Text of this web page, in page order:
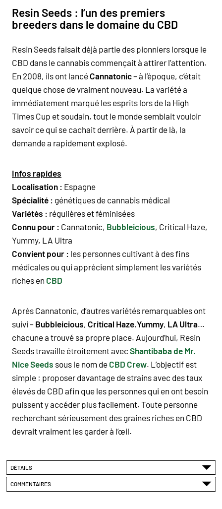
Resin Seeds : l’un des premiers
breeders dans le domaine du CBD
Resin Seeds faisait déjà partie des pionniers lorsque le
CBD dans le cannabis commençait à attirer l’attention.
En 2008, ils ont lancé Cannatonic– à l’époque, c’était
quelque chose de vraiment nouveau. La variété a
immédiatement marqué les esprits lors de la High
Times Cup et soudain, tout le monde semblait vouloir
savoir ce qui se cachait derrière. À partir de là, la
demande a rapidement explosé.
Infos rapides
Localisation : Espagne
Spécialité : génétiques de cannabis médical
Variétés : régulières et féminisées
Connu pour : Cannatonic, Bubbleicious, Critical Haze,
Yummy, LA Ultra
Convient pour : les personnes cultivant à des fins
médicales ou qui apprécient simplement les variétés
riches en CBD
Après Cannatonic, d’autres variétés remarquables ont
suivi – Bubbleicious, Critical Haze,Yummy, LA Ultra…
chacune a trouvé sa propre place. Aujourd’hui, Resin
Seeds travaille étroitement avecShantibaba de Mr.
Nice Seeds sous le nom de CBD Crew. L’objectif est
simple : proposer davantage de strains avec des taux
élevés de CBD afin que les personnes qui en ont besoin
puissent y accéder plus facilement. Toute personne
recherchant sérieusement des graines riches en CBD
devrait vraiment les garder à l’œil.
DÉTAILS
COMMENTAIRES